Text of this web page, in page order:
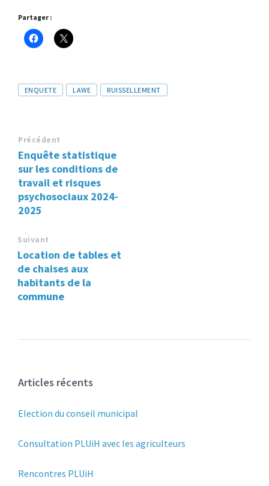
Partager :
Tags
ENQUETE LAWE RUISSELLEMENT
Précédent
Enquête statistique
sur les conditions de
travail et risques
psychosociaux 2024-
2025
Suivant
Location de tables et
de chaises aux
habitants de la
commune
Articles récents
Election du conseil municipal
Consultation PLUiH avec les agriculteurs
Rencontres PLUiH